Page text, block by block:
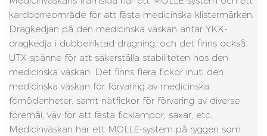
kardborreområde för att fästa medicinska klistermärken.
Dragkedjan på den medicinska väskan antar YKK-
dragkedja i dubbelriktad dragning, och det finns också
UTX-spänne för att säkerställa stabiliteten hos den
medicinska väskan. Det finns flera fickor inuti den
medicinska väskan för förvaring av medicinska
förnödenheter, samt nätfickor för förvaring av diverse
föremål, väv för att fästa ficklampor, saxar, etc.
Medicinväskan har ett MOLLE-system på ryggen som